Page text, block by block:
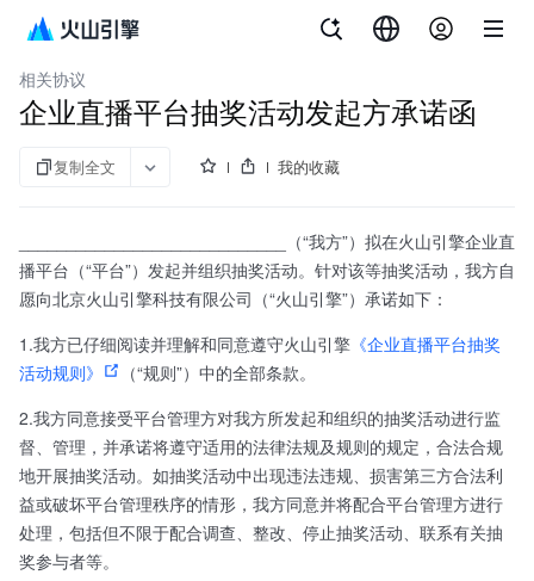
企业直播
相关协议
企业直播平台抽奖活动发起方承诺函
复制全文 我的收藏
____________________________（“我方”）拟在火山引擎企业直
播平台（“平台”）发起并组织抽奖活动。针对该等抽奖活动，我方自
愿向北京火山引擎科技有限公司（“火山引擎”）承诺如下：
1.我方已仔细阅读并理解和同意遵守火山引擎 《企业直播平台抽奖
活动规则》
（“规则”）中的全部条款。
2.我方同意接受平台管理方对我方所发起和组织的抽奖活动进行监
督、管理，并承诺将遵守适用的法律法规及规则的规定，合法合规
地开展抽奖活动。如抽奖活动中出现违法违规、损害第三方合法利
益或破坏平台管理秩序的情形，我方同意并将配合平台管理方进行
处理，包括但不限于配合调查、整改、停止抽奖活动、联系有关抽
奖参与者等。